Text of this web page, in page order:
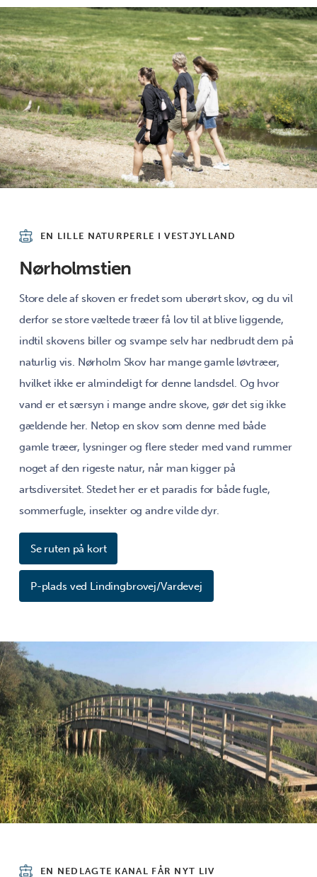
EN LILLE NATURPERLE I VESTJYLLAND
Nørholmstien
Store dele af skoven er fredet som uberørt skov, og du vil
derfor se store væltede træer få lov til at blive liggende,
indtil skovens biller og svampe selv har nedbrudt dem på
naturlig vis. Nørholm Skov har mange gamle løvtræer,
hvilket ikke er almindeligt for denne landsdel. Og hvor
vand er et særsyn i mange andre skove, gør det sig ikke
gældende her. Netop en skov som denne med både
gamle træer, lysninger og flere steder med vand rummer
noget af den rigeste natur, når man kigger på
artsdiversitet. Stedet her er et paradis for både fugle,
sommerfugle, insekter og andre vilde dyr.
Se ruten på kort
P-plads ved Lindingbrovej/Vardevej
EN NEDLAGTE KANAL FÅR NYT LIV